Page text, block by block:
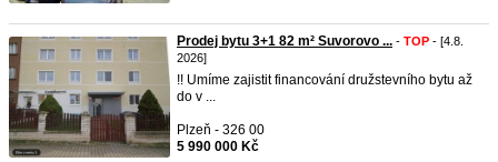
Prodej bytu 3+1 82 m² Suvorovo ... - TOP - [4.8.
2026]
!! Umíme zajistit financování družstevního bytu až
do v ...
Plzeň - 326 00
5 990 000 Kč